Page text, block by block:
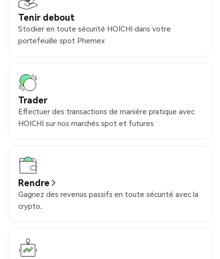
Tenir debout
Stocker en toute sécurité HOICHI dans votre
portefeuille spot Phemex
Trader
Effectuer des transactions de manière pratique avec
HOICHI sur nos marchés spot et futures
Rendre
Gagnez des revenus passifs en toute sécurité avec la
crypto.